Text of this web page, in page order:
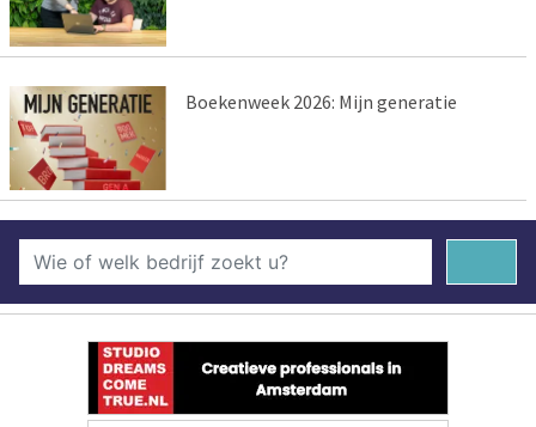
Boekenweek 2026: Mijn generatie